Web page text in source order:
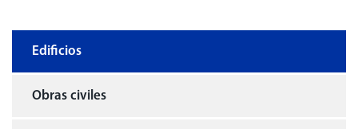
Edificios
Obras civiles